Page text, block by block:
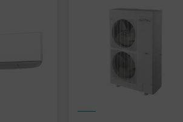
Waterstage Split Diseño
- WOYA060KLT
Split diseño integrado Comfort
3IVF8180
WSYA080ML3 - WOYA060KLT
WSYA080ML3_WOYA060KLT